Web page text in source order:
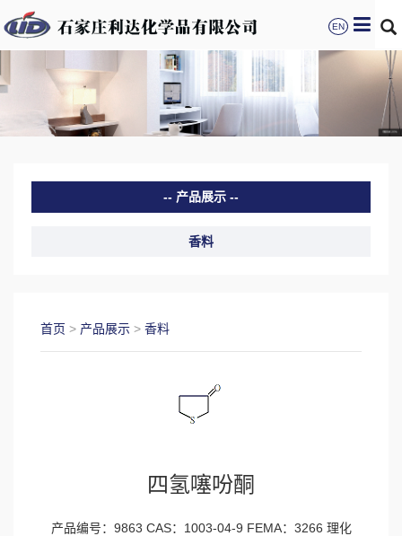
EN
产品展示
香料
首页 > 产品展示 > 香料
四氢噻吩酮
产品编号：9863 CAS：1003-04-9 FEMA：3266 理化